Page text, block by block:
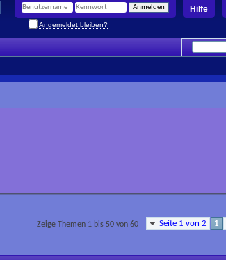
Hilfe
Angemeldet bleiben?
Seite 1 von 2 1
Zeige Themen 1 bis 50 von 60